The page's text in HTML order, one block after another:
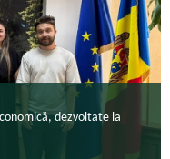
dezvoltate la